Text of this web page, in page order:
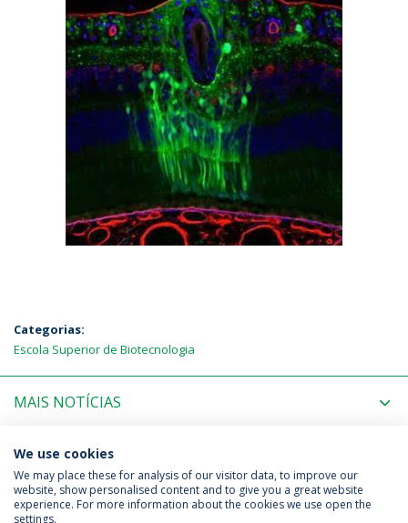
Categorias:
Escola Superior de Biotecnologia
MAIS NOTÍCIAS
PRÓXIMOS EVENTOS
Política de Privacidade
Termos & Condições
We use cookies
We may place these for analysis of our visitor data, to improve our
website, show personalised content and to give you a great website
experience. For more information about the cookies we use open the
settings.